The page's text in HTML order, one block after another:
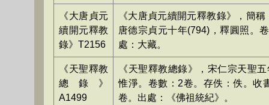
《大唐貞元
續開元釋教
錄》T2156
《大唐貞元續開元釋教錄》，簡
唐德宗貞元十年(794)，釋圓照。
處：大藏。
《天聖釋教
總錄》
A1499
《天聖釋教總錄》，宋仁宗天聖
惟淨。卷數：2卷。存佚：佚。收
卷。出處：《佛祖統紀》。